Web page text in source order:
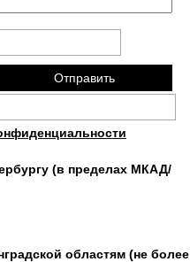
(в пределах МКАД/
областям (не более